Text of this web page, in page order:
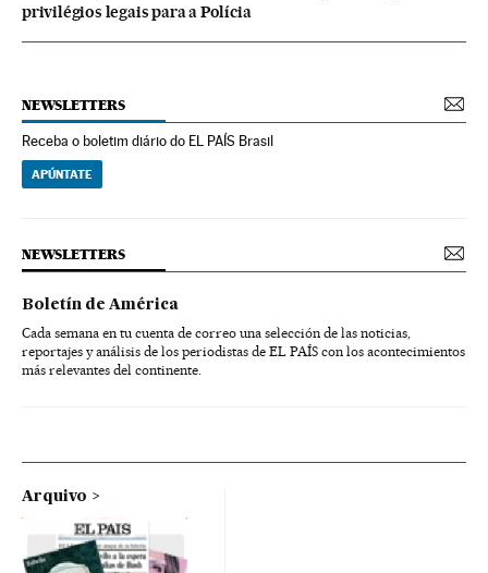
privilégios legais para a Polícia
NEWSLETTERS
Receba o boletim diário do EL PAÍS Brasil
APÚNTATE
NEWSLETTERS
Boletín de América
Cada semana en tu cuenta de correo una selección de las noticias,
reportajes y análisis de los periodistas de EL PAÍS con los acontecimientos
más relevantes del continente.
Arquivo